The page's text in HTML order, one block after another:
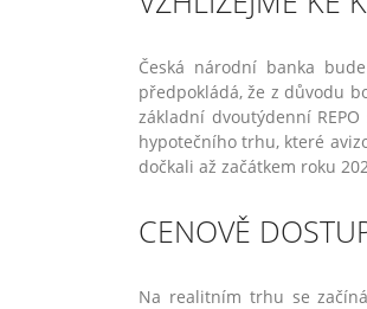
Česká národní banka
předpokládá, že z důvodu
základní dvoutýdenní
hypotečního trhu, které
dočkali až začátkem roku
CENOVĚ
Na realitním trhu se